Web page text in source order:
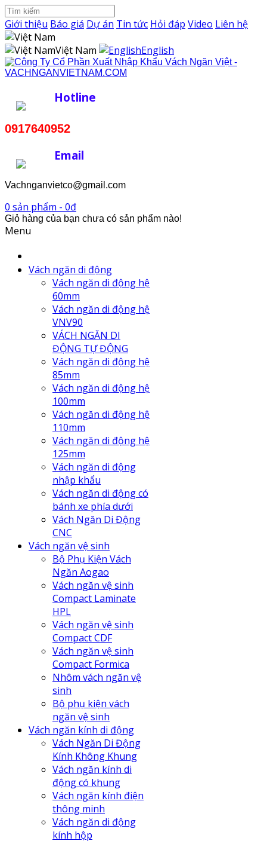
Giới thiệu Báo giá Dự án Tin tức Hỏi đáp Video Liên hệ
Việt Nam
English
Hotline
0917640952
Email
Vachnganvietco@gmail.com
0 sản phẩm - 0đ
Giỏ hàng của bạn chưa có sản phẩm nào!
Menu
Vách ngăn di động
Vách ngăn di động hệ
60mm
Vách ngăn di động hệ
VNV90
VÁCH NGĂN DI
ĐỘNG TỰ ĐỘNG
Vách ngăn di động hệ
85mm
Vách ngăn di động hệ
100mm
Vách ngăn di động hệ
110mm
Vách ngăn di động hệ
125mm
Vách ngăn di động
nhập khẩu
Vách ngăn di động có
bánh xe phía dưới
Vách Ngăn Di Động
CNC
Vách ngăn vệ sinh
Bộ Phụ Kiện Vách
Ngăn Aogao
Vách ngăn vệ sinh
Compact Laminate
HPL
Vách ngăn vệ sinh
Compact CDF
Vách ngăn vệ sinh
Compact Formica
Nhôm vách ngăn vệ
sinh
Bộ phụ kiện vách
ngăn vệ sinh
Vách ngăn kính di động
Vách Ngăn Di Động
Kính Không Khung
Vách ngăn kính di
động có khung
Vách ngăn kính điện
thông minh
Vách ngăn di động
kính hộp